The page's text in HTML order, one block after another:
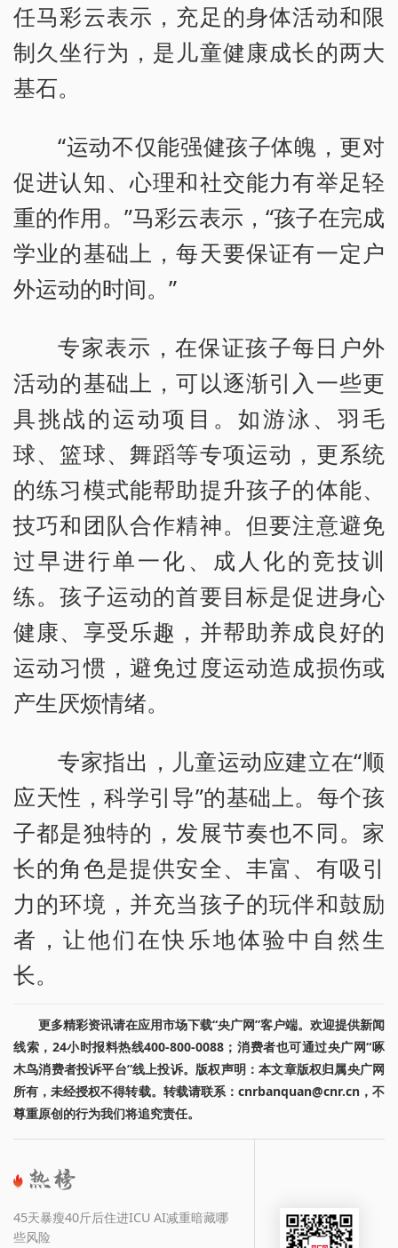
任马彩云表示，充足的身体活动和限
制久坐行为，是儿童健康成长的两大
基石。
“运动不仅能强健孩子体魄，更对
促进认知、心理和社交能力有举足轻
重的作用。”马彩云表示，“孩子在完成
学业的基础上，每天要保证有一定户
外运动的时间。”
专家表示，在保证孩子每日户外
活动的基础上，可以逐渐引入一些更
具挑战的运动项目。如游泳、羽毛
球、篮球、舞蹈等专项运动，更系统
的练习模式能帮助提升孩子的体能、
技巧和团队合作精神。但要注意避免
过早进行单一化、成人化的竞技训
练。孩子运动的首要目标是促进身心
健康、享受乐趣，并帮助养成良好的
运动习惯，避免过度运动造成损伤或
产生厌烦情绪。
专家指出，儿童运动应建立在“顺
应天性，科学引导”的基础上。每个孩
子都是独特的，发展节奏也不同。家
长的角色是提供安全、丰富、有吸引
力的环境，并充当孩子的玩伴和鼓励
者，让他们在快乐地体验中自然生
长。
更多精彩资讯请在应用市场下载“央广网”客户端。欢迎提供新闻
线索，24小时报料热线400-800-0088；消费者也可通过央广网“啄
木鸟消费者投诉平台”线上投诉。版权声明：本文章版权归属央广网
所有，未经授权不得转载。转载请联系：cnrbanquan@cnr.cn，不
尊重原创的行为我们将追究责任。
45天暴瘦40斤后住进ICU AI减重暗藏哪
些风险